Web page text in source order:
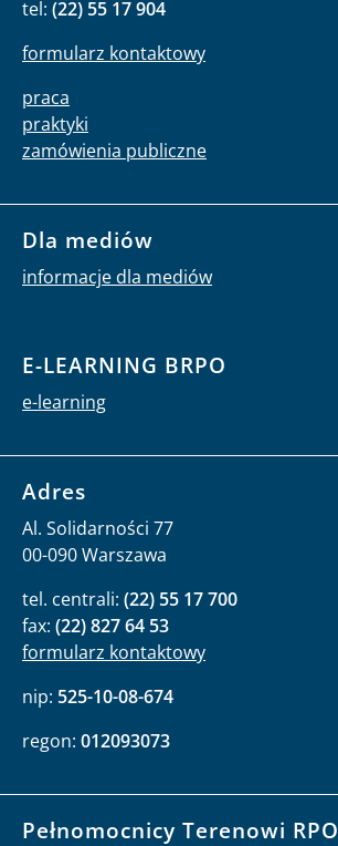
tel: (22) 55 17 904
formularz kontaktowy
praca
praktyki
zamówienia publiczne
Dla mediów
informacje dla mediów
E-LEARNING BRPO
e-learning
Adres
Al. Solidarności 77
00-090 Warszawa
tel. centrali: (22) 55 17 700
fax: (22) 827 64 53
formularz kontaktowy
nip: 525-10-08-674
regon: 012093073
Pełnomocnicy Terenowi RPO